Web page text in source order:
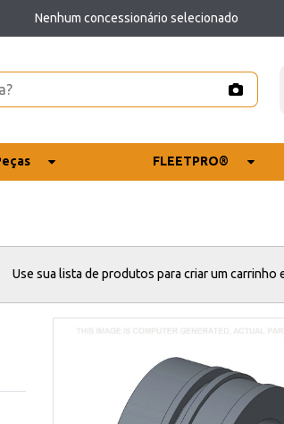
Nenhum concessionário selecionado
FLEETPRO®
Use sua lista de produtos para criar um carrinho